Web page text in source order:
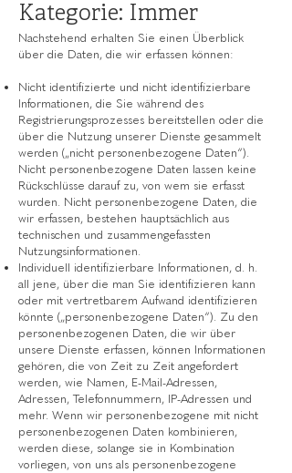
Kategorie: Immer
Nachstehend erhalten Sie einen Überblick
über die Daten, die wir erfassen können:
Nicht identifizierte und nicht identifizierbare
Informationen, die Sie während des
Registrierungsprozesses bereitstellen oder die
über die Nutzung unserer Dienste gesammelt
werden („nicht personenbezogene Daten“).
Nicht personenbezogene Daten lassen keine
Rückschlüsse darauf zu, von wem sie erfasst
wurden. Nicht personenbezogene Daten, die
wir erfassen, bestehen hauptsächlich aus
technischen und zusammengefassten
Nutzungsinformationen.
Individuell identifizierbare Informationen, d. h.
all jene, über die man Sie identifizieren kann
oder mit vertretbarem Aufwand identifizieren
könnte („personenbezogene Daten“). Zu den
personenbezogenen Daten, die wir über
unsere Dienste erfassen, können Informationen
gehören, die von Zeit zu Zeit angefordert
werden, wie Namen, E-Mail-Adressen,
Adressen, Telefonnummern, IP-Adressen und
mehr. Wenn wir personenbezogene mit nicht
personenbezogenen Daten kombinieren,
werden diese, solange sie in Kombination
vorliegen, von uns als personenbezogene